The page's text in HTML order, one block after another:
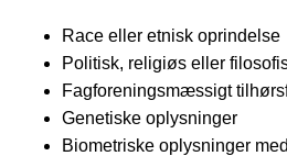
Race eller etnisk oprindelse
Politisk, religiøs eller
Fagforeningsmæssigt
Genetiske oplysninger
Biometriske oplysninger